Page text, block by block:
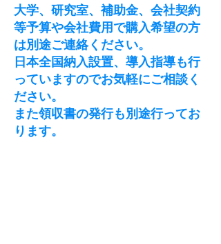
大学、研究室、補助金、会社契約
等予算や会社費用で購入希望の方
は別途ご連絡ください。
日本全国納入設置、導入指導も行
っていますのでお気軽にご相談く
ださい。
また領収書の発行も別途行ってお
ります。